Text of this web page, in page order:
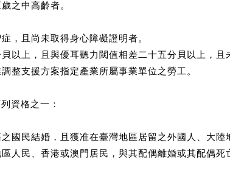
之中高齡者。
，且尚未取得身心障礙證明者。
以上，且與優耳聽力閾值相差二十五分貝以上，且
整支援方案指定產業所屬事業單位之勞工。
資格之一：
國民結婚，且獲准在臺灣地區居留之外國人、大陸
人民、香港或澳門居民，與其配偶離婚或其配偶